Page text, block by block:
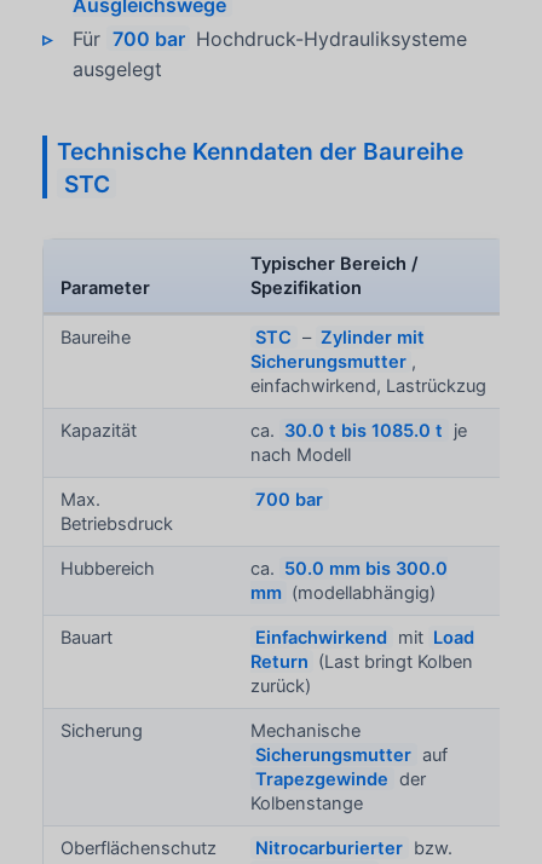
Für 700 bar Hochdruck-Hydrauliksysteme
ausgelegt
Technische Kenndaten der Baureihe
STC
Parameter
Typischer Bereich /
Spezifikation
Baureihe STC – Zylinder mit
Sicherungsmutter ,
einfachwirkend, Lastrückzug
Kapazität ca. 30.0 t bis 1085.0 t
je
nach Modell
Max.
Betriebsdruck
700 bar
Hubbereich ca. 50.0 mm bis 300.0
mm (modellabhängig)
Bauart Einfachwirkend mit Load
Return (Last bringt Kolben
zurück)
Sicherung
Mechanische
Sicherungsmutter auf
Trapezgewinde der
Kolbenstange
Oberflächenschutz Nitrocarburierter bzw.